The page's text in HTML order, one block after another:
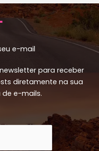
e-mail
para receber
diretamente na sua
e-mails.